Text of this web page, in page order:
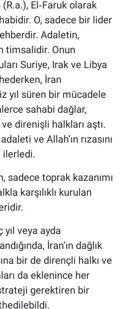
El‑Faruk olarak
O, sadece bir lider
Adaletin,
timsalidir. Onun
Suriye, Irak ve Libya
İran
yıl süren bir mücadele
sahabi dağlar,
direnişli halkları aştı.
ve Allah’ın rızasını
ilerledi.
sadece toprak kazanımı
karşılıklı kurulan
veya ayda
İran’ın dağlık
bir de dirençli halkı ve
da eklenince her
gerektiren bir